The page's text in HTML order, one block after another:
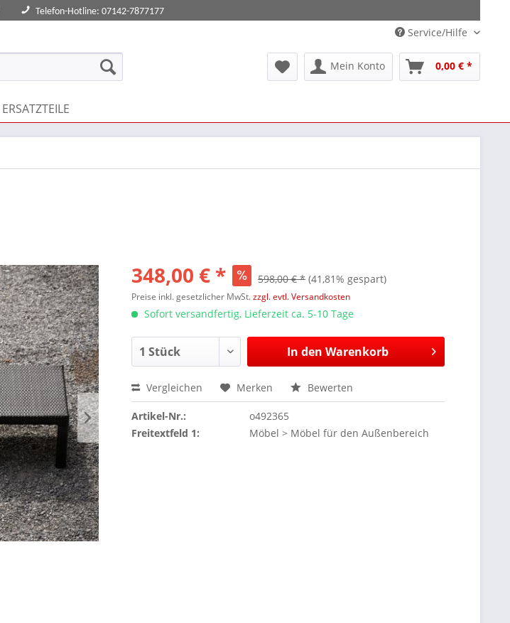
Telefon-Hotline: 07142-7877177
Service/Hilfe
Mein Konto 0,00 € *
ERSATZTEILE
348,00 € * 598,00 € * (41,81% gespart)
Preise inkl. gesetzlicher MwSt.zzgl. evtl. Versandkosten
Sofort versandfertig, Lieferzeit ca. 5-10 Tage
In den Warenkorb
Vergleichen Merken Bewerten
Artikel-Nr.:
o492365
Freitextfeld 1:
Möbel > Möbel für den Außenbereich